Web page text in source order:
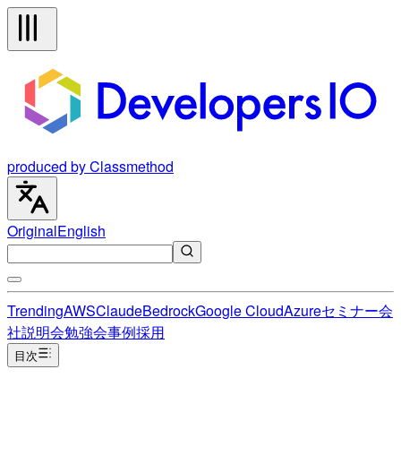
produced by Classmethod
OriginalEnglish
TrendingAWSClaudeBedrockGoogle CloudAzureセミナー会
社説明会勉強会事例採用
目次